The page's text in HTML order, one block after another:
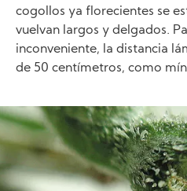
cogollos ya florecientes se
vuelvan largos y delgados.
inconveniente, la distancia
de 50 centímetros, como
Image